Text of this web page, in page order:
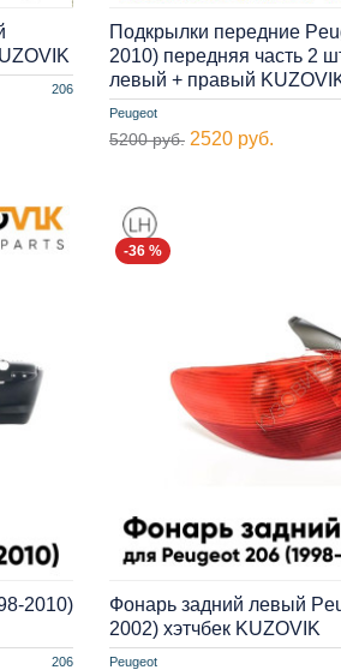
206
Peugeot
Подкрылки передние
2010) передняя часть 2
левый + правый
5200 руб. 2520 руб.
206
2010)
-36 %
Peugeot
Фонарь задний левый
2002) хэтчбек KUZOVIK